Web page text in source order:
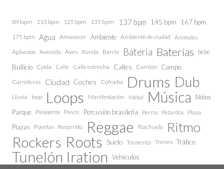
89 bpm 115 bpm 125 bpm 135 bpm 137 bpm 145 bpm 167 bpm
175 bpm Agua Amanecer Ambiente Ambiente de ciudad Animales
Aplausos Avenida Aves Banda Barrio Bateria Baterías bebe
Bullicio Caida Calle Calle estrecha Calles Camión Campo
Carreteras Ciudad Coches Cofradía Drums Dub
Lluvia loop Loops Manifestación Metal Música
Niños
Parque Pasajeros Pasos Percusión brasileña Perros Petardos Playa
Plazas Puertas Recorrido Reggae Riachuelo Ritmo
Rockers Roots Suelo Tormenta Trenes Tráfico
Tunelón Iration Vehículos